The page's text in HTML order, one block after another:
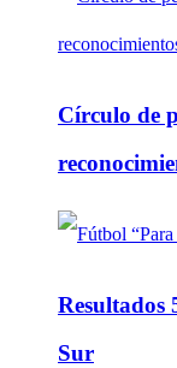
Círculo de
Resultados
Sur